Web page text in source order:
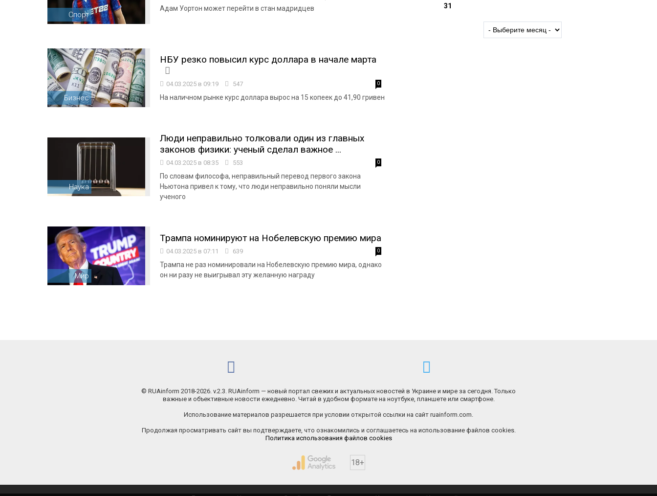
Спорт
Адам Уортон может перейти в стан мадридцев
Бизнес
НБУ резко повысил курс доллара в начале марта
04.03.2025 в 09:19 547 0
На наличном рынке курс доллара вырос на 15 копеек до 41,90 гривен
Наука
Люди неправильно толковали один из главных
законов физики: ученый сделал важное ...
04.03.2025 в 08:35 553 0
По словам философа, неправильный перевод первого закона
Ньютона привел к тому, что люди неправильно поняли мысли
ученого
Мир
Трампа номинируют на Нобелевскую премию мира
04.03.2025 в 07:11 639 0
Трампа не раз номинировали на Нобелевскую премию мира, однако
он ни разу не выигрывал эту желанную награду
31
© RUAinform 2018-2026. v.2.3. RUAinform — новый портал свежих и актуальных новостей в Украине и мире за сегодня. Только
важные и объективные новости ежедневно. Читай в удобном формате на ноутбуке, планшете или смартфоне.
Использование материалов разрешается при условии открытой ссылки на сайт ruainform.com.
Продолжая просматривать сайт вы подтверждаете, что ознакомились и соглашаетесь на использование файлов cookies.
Политика использования файлов cookies
18+